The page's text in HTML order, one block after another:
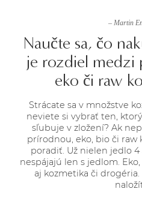
– Martin
Naučte sa, čo
je rozdiel
eko či raw
Strácate sa v množstve
neviete si vybrať ten,
sľubuje v zložení? Ak
prírodnou, eko, bio či raw
poradiť. Už nielen jedlo 4
nespájajú len s jedlom.
aj kozmetika či